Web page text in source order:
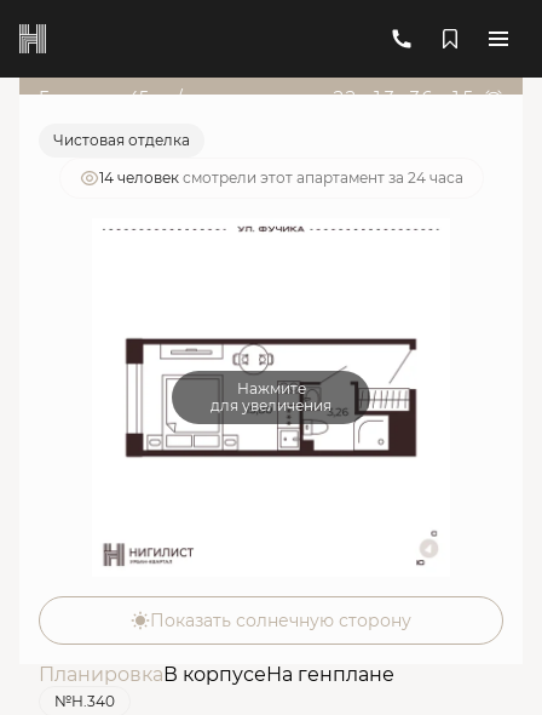
1-комнатный 6 650 337 руб.
Ипотека
Гарант от 45т.р./мес 22д:13ч:36м:15с
Чистовая отделка
14 человек смотрели этот апартамент за 24 часа
Нажмите
для увеличения
Показать солнечную сторону
ПланировкаВ корпусеНа генплане
№Н.340